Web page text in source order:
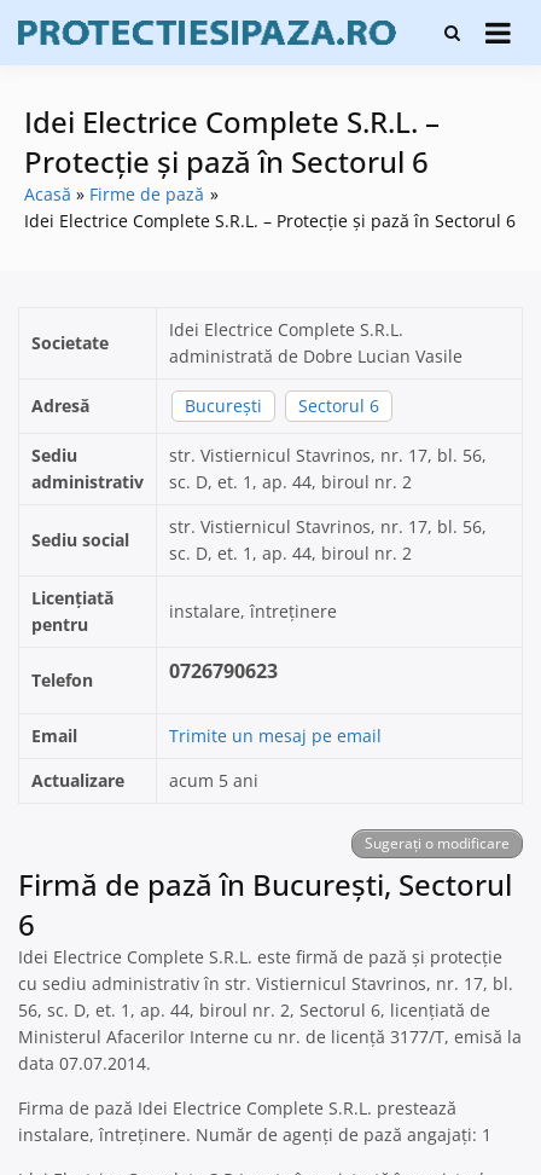
content
Firme de
protecție și
alarmare și
evaluatori de
securitate
Idei Electrice Complete S.R.L. –
Protecție și pază în Sectorul 6
Acasă
Firme de pază
Idei Electrice Complete S.R.L. – Protecție și pază în Sectorul 6
Societate
Idei Electrice Complete S.R.L.
administrată de Dobre Lucian Vasile
Adresă București Sectorul 6
Sediu
administrativ
str. Vistiernicul Stavrinos, nr. 17, bl. 56,
sc. D, et. 1, ap. 44, biroul nr. 2
Sediu social
str. Vistiernicul Stavrinos, nr. 17, bl. 56,
sc. D, et. 1, ap. 44, biroul nr. 2
Licențiată
pentru
instalare, întreținere
Telefon 0726790623
Email
Trimite un mesaj pe email
Actualizare
acum 5 ani
Sugerați o modificare
Firmă de pază în București, Sectorul
6
Idei Electrice Complete S.R.L. este firmă de pază și protecție
cu sediu administrativ în str. Vistiernicul Stavrinos, nr. 17, bl.
56, sc. D, et. 1, ap. 44, biroul nr. 2, Sectorul 6, licențiată de
Ministerul Afacerilor Interne cu nr. de licență 3177/T, emisă la
data 07.07.2014.
Firma de pază Idei Electrice Complete S.R.L. prestează
instalare, întreținere. Număr de agenți de pază angajați: 1